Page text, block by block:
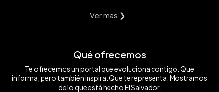
Ver mas ❯
Qué ofrecemos
Te ofrecemos un portal que evoluciona contigo. Que
informa, pero también inspira. Que te representa. Mostramos
de lo que está hecho El Salvador.